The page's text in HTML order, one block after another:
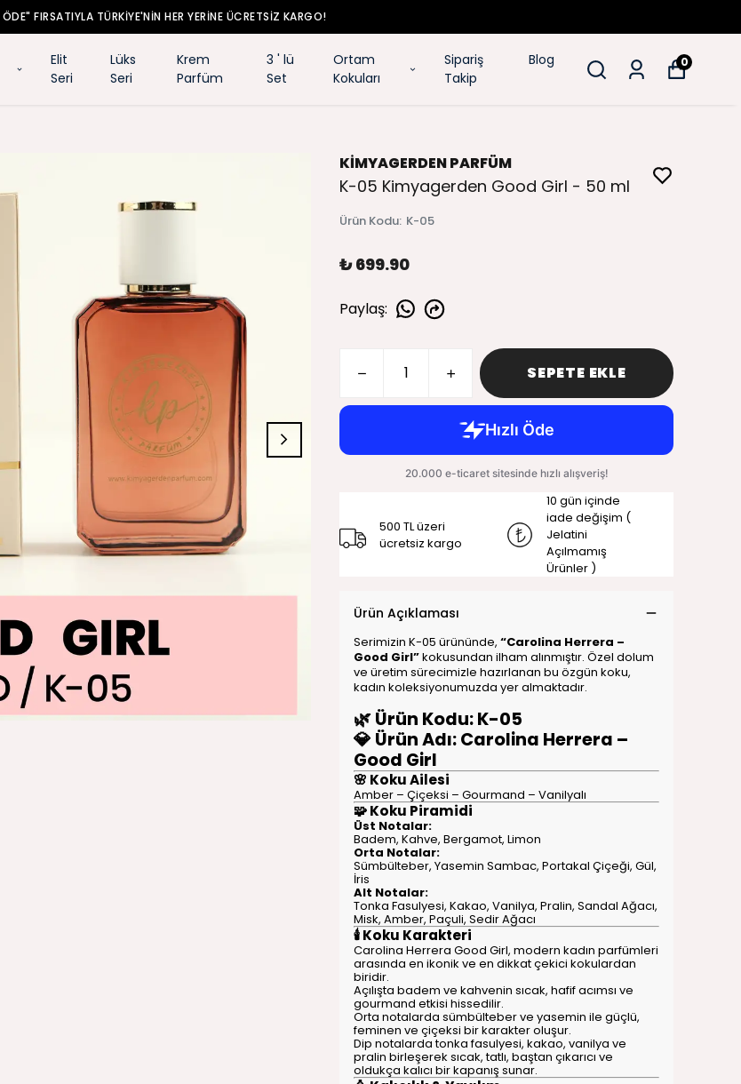
FIRSATIYLA TÜRKİYE'NİN HER YERİNE ÜCRETSİZ KARGO!
Elit
Seri
Lüks
Seri
Krem
Parfüm
3 ' lü
Set
Ortam
Kokuları
Sipariş
Takip
Blog 0
KİMYAGERDEN PARFÜM
K-05 Kimyagerden Good Girl - 50 ml
Ürün Kodu: K-05
₺ 699.90
Paylaş:
SEPETE EKLE
500 TL üzeri
ücretsiz kargo
10 gün içinde
iade değişim (
Jelatini
Açılmamış
Ürünler )
Ürün Açıklaması
Serimizin K-05 ürününde, “Carolina Herrera –
Good Girl”kokusundan ilham alınmıştır. Özel dolum
ve üretim sürecimizle hazırlanan bu özgün koku,
kadın koleksiyonumuzda yer almaktadır.
🌿 Ürün Kodu: K-05
💎 Ürün Adı: Carolina Herrera –
Good Girl
🌸 Koku Ailesi
Amber – Çiçeksi – Gourmand – Vanilyalı
🧩 Koku Piramidi
Üst Notalar:
Badem, Kahve, Bergamot, Limon
Orta Notalar:
Sümbülteber, Yasemin Sambac, Portakal Çiçeği, Gül,
İris
Alt Notalar:
Tonka Fasulyesi, Kakao, Vanilya, Pralin, Sandal Ağacı,
Misk, Amber, Paçuli, Sedir Ağacı
🕯️ Koku Karakteri
Carolina Herrera Good Girl, modern kadın parfümleri
arasında en ikonik ve en dikkat çekici kokulardan
biridir.
Açılışta badem ve kahvenin sıcak, hafif acımsı ve
gourmand etkisi hissedilir.
Orta notalarda sümbülteber ve yasemin ile güçlü,
feminen ve çiçeksi bir karakter oluşur.
Dip notalarda tonka fasulyesi, kakao, vanilya ve
pralin birleşerek sıcak, tatlı, baştan çıkarıcı ve
oldukça kalıcı bir kapanış sunar.